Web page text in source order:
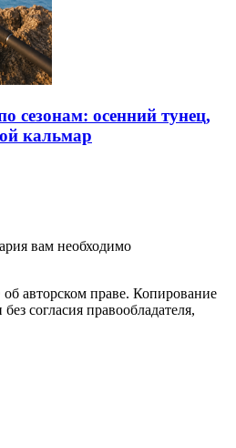
сезонам: осенний тунец,
кальмар
вам необходимо
авторском праве. Копирование
согласия правообладателя,